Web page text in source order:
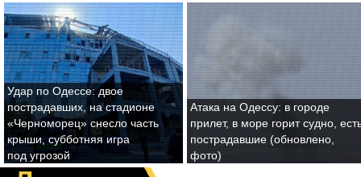
Удар по Одессе: двое
пострадавших, на стадионе
«Черноморец» снесло часть
крыши, субботняя игра
под угрозой
Атака на Одессу: в городе
прилет, в море горит судно,
пострадавшие (обновлено,
фото)